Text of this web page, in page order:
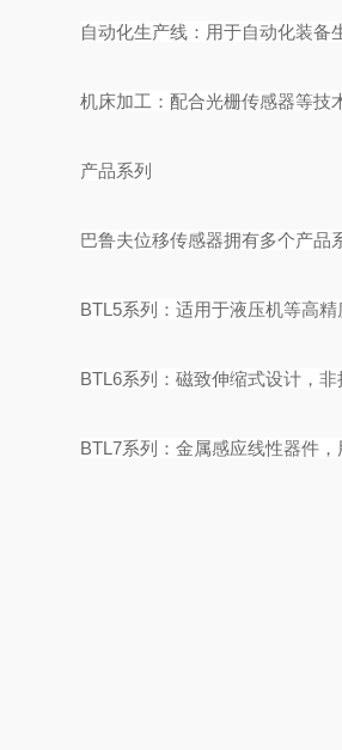
自动化生产线 ：用于自动化装备
机床加工：配合光栅传感器等技
产品系列
巴鲁夫位移传感器拥有多个产品
BTL5系列：适用于液压机等高
BTL6系列：磁致伸缩式设计，
BTL7系列：金属感应线性器件